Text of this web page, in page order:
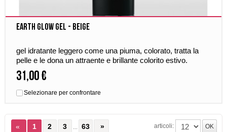
EARTH GLOW GEL - BEIGE
gel idratante leggero come una piuma, colorato, tratta la
pelle e le dona un attraente e brillante colorito estivo.
31,00 €
Selezionare per confrontare
« 1 2 3 63 » articoli: